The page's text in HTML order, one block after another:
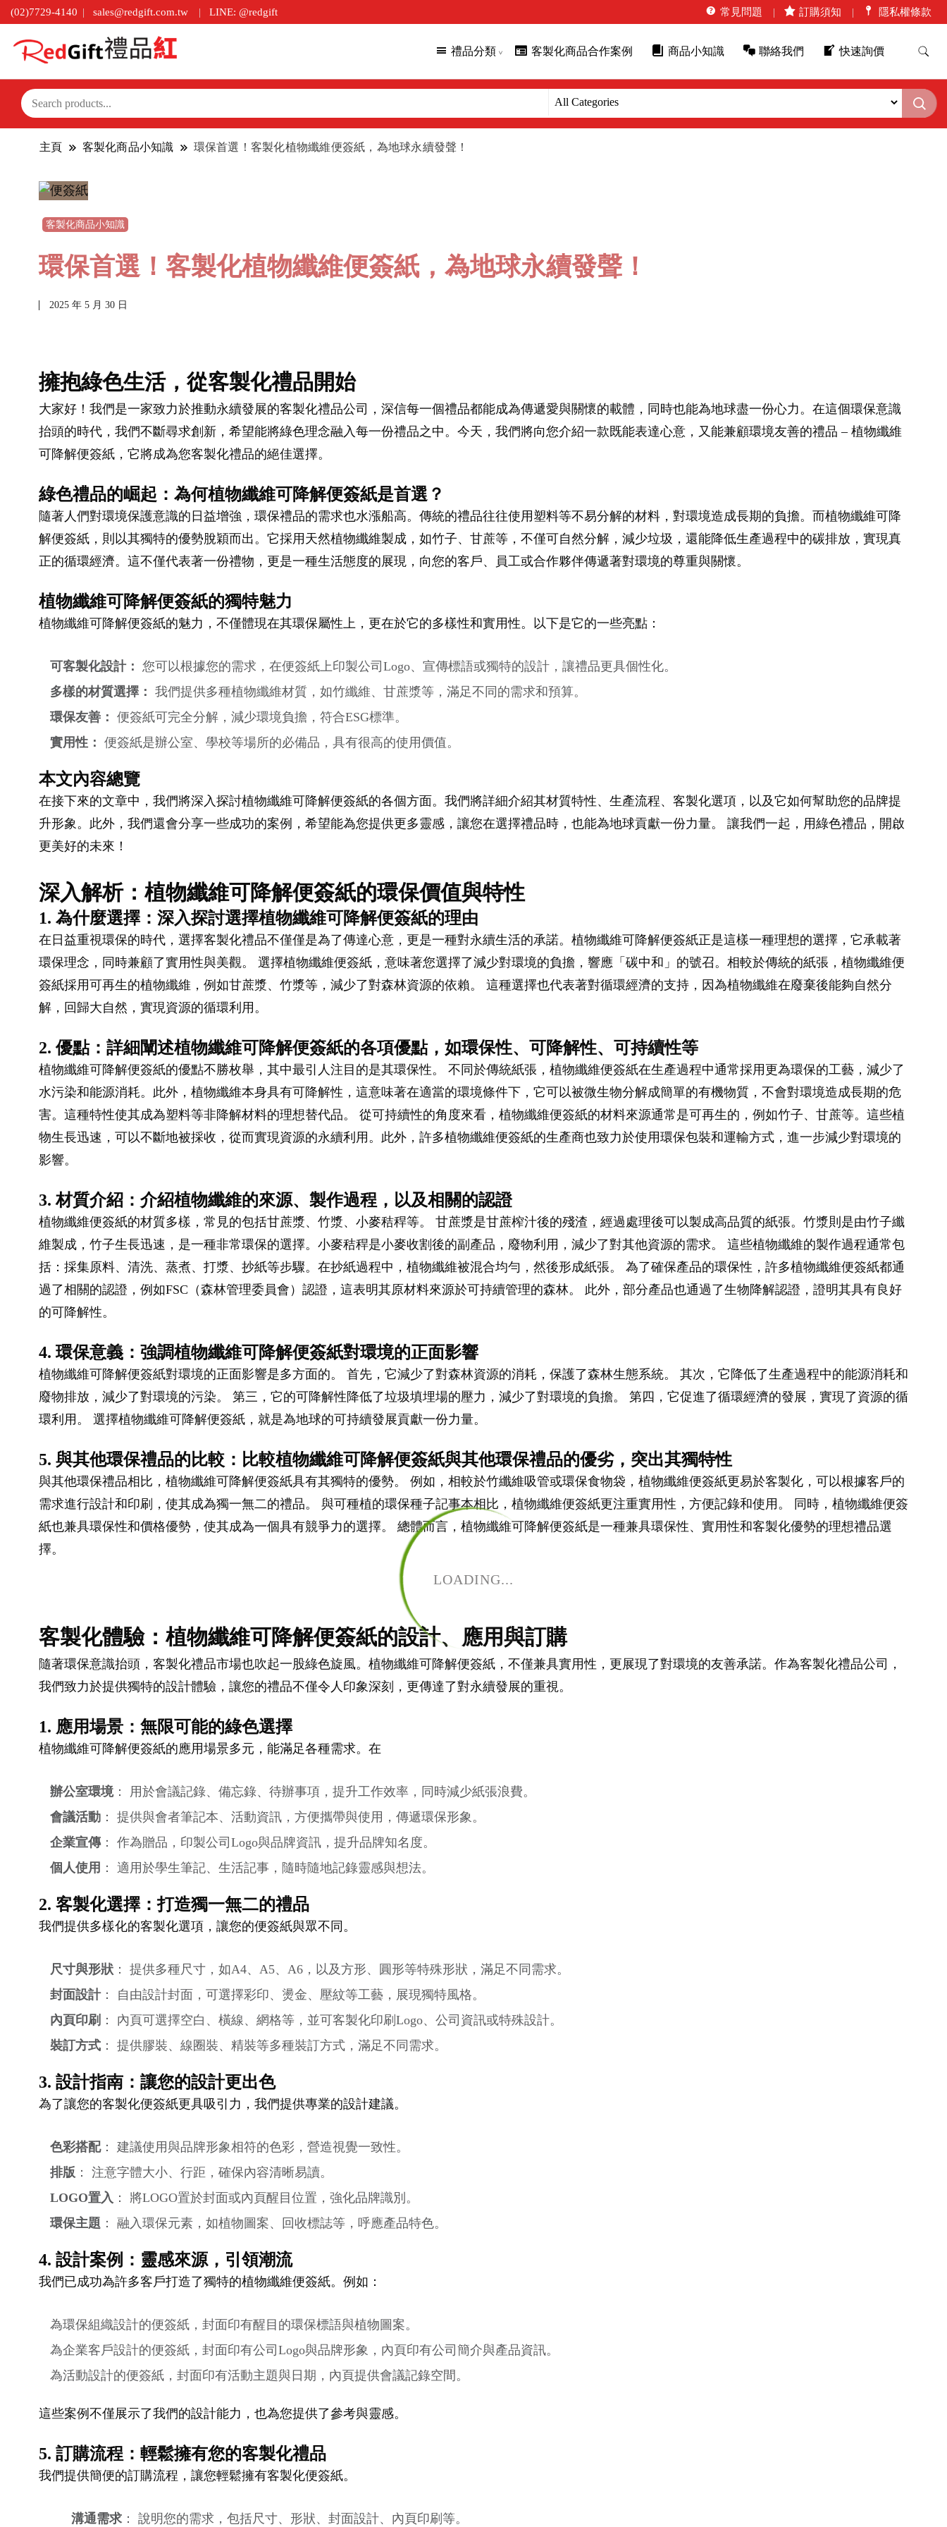
(02)7729-4140 sales@redgift.com.tw LINE: @redgift 常見問題 訂購須知 隱私權條款
禮品分類 客製化商品合作案例 商品小知識 聯絡我們 快速詢價
LOADING...
主頁 客製化商品小知識 環保首選！客製化植物纖維便簽紙，為地球永續發聲！
客製化商品小知識
環保首選！客製化植物纖維便簽紙，為地球永續發聲！
2025 年 5 月 30 日
擁抱綠色生活，從客製化禮品開始
大家好！我們是一家致力於推動永續發展的客製化禮品公司，深信每一個禮品都能成為傳遞愛與關懷的載體，同時也能為地球盡一份心力。在這個環保意識
抬頭的時代，我們不斷尋求創新，希望能將綠色理念融入每一份禮品之中。今天，我們將向您介紹一款既能表達心意，又能兼顧環境友善的禮品 – 植物纖維
可降解便簽紙，它將成為您客製化禮品的絕佳選擇。
綠色禮品的崛起：為何植物纖維可降解便簽紙是首選？
隨著人們對環境保護意識的日益增強，環保禮品的需求也水漲船高。傳統的禮品往往使用塑料等不易分解的材料，對環境造成長期的負擔。而植物纖維可降
解便簽紙，則以其獨特的優勢脫穎而出。它採用天然植物纖維製成，如竹子、甘蔗等，不僅可自然分解，減少垃圾，還能降低生產過程中的碳排放，實現真
正的循環經濟。這不僅代表著一份禮物，更是一種生活態度的展現，向您的客戶、員工或合作夥伴傳遞著對環境的尊重與關懷。
植物纖維可降解便簽紙的獨特魅力
植物纖維可降解便簽紙的魅力，不僅體現在其環保屬性上，更在於它的多樣性和實用性。以下是它的一些亮點：
可客製化設計： 您可以根據您的需求，在便簽紙上印製公司Logo、宣傳標語或獨特的設計，讓禮品更具個性化。
多樣的材質選擇： 我們提供多種植物纖維材質，如竹纖維、甘蔗漿等，滿足不同的需求和預算。
環保友善： 便簽紙可完全分解，減少環境負擔，符合ESG標準。
實用性： 便簽紙是辦公室、學校等場所的必備品，具有很高的使用價值。
本文內容總覽
在接下來的文章中，我們將深入探討植物纖維可降解便簽紙的各個方面。我們將詳細介紹其材質特性、生產流程、客製化選項，以及它如何幫助您的品牌提
升形象。此外，我們還會分享一些成功的案例，希望能為您提供更多靈感，讓您在選擇禮品時，也能為地球貢獻一份力量。 讓我們一起，用綠色禮品，開啟
更美好的未來！
深入解析：植物纖維可降解便簽紙的環保價值與特性
1. 為什麼選擇：深入探討選擇植物纖維可降解便簽紙的理由
在日益重視環保的時代，選擇客製化禮品不僅僅是為了傳達心意，更是一種對永續生活的承諾。植物纖維可降解便簽紙正是這樣一種理想的選擇，它承載著
環保理念，同時兼顧了實用性與美觀。 選擇植物纖維便簽紙，意味著您選擇了減少對環境的負擔，響應「碳中和」的號召。相較於傳統的紙張，植物纖維便
簽紙採用可再生的植物纖維，例如甘蔗漿、竹漿等，減少了對森林資源的依賴。 這種選擇也代表著對循環經濟的支持，因為植物纖維在廢棄後能夠自然分
解，回歸大自然，實現資源的循環利用。
2. 優點：詳細闡述植物纖維可降解便簽紙的各項優點，如環保性、可降解性、可持續性等
植物纖維可降解便簽紙的優點不勝枚舉，其中最引人注目的是其環保性。 不同於傳統紙張，植物纖維便簽紙在生產過程中通常採用更為環保的工藝，減少了
水污染和能源消耗。此外，植物纖維本身具有可降解性，這意味著在適當的環境條件下，它可以被微生物分解成簡單的有機物質，不會對環境造成長期的危
害。這種特性使其成為塑料等非降解材料的理想替代品。 從可持續性的角度來看，植物纖維便簽紙的材料來源通常是可再生的，例如竹子、甘蔗等。這些植
物生長迅速，可以不斷地被採收，從而實現資源的永續利用。此外，許多植物纖維便簽紙的生產商也致力於使用環保包裝和運輸方式，進一步減少對環境的
影響。
3. 材質介紹：介紹植物纖維的來源、製作過程，以及相關的認證
植物纖維便簽紙的材質多樣，常見的包括甘蔗漿、竹漿、小麥秸稈等。 甘蔗漿是甘蔗榨汁後的殘渣，經過處理後可以製成高品質的紙張。竹漿則是由竹子纖
維製成，竹子生長迅速，是一種非常環保的選擇。小麥秸稈是小麥收割後的副產品，廢物利用，減少了對其他資源的需求。 這些植物纖維的製作過程通常包
括：採集原料、清洗、蒸煮、打漿、抄紙等步驟。在抄紙過程中，植物纖維被混合均勻，然後形成紙張。 為了確保產品的環保性，許多植物纖維便簽紙都通
過了相關的認證，例如FSC（森林管理委員會）認證，這表明其原材料來源於可持續管理的森林。 此外，部分產品也通過了生物降解認證，證明其具有良好
的可降解性。
4. 環保意義：強調植物纖維可降解便簽紙對環境的正面影響
植物纖維可降解便簽紙對環境的正面影響是多方面的。 首先，它減少了對森林資源的消耗，保護了森林生態系統。 其次，它降低了生產過程中的能源消耗和
廢物排放，減少了對環境的污染。 第三，它的可降解性降低了垃圾填埋場的壓力，減少了對環境的負擔。 第四，它促進了循環經濟的發展，實現了資源的循
環利用。 選擇植物纖維可降解便簽紙，就是為地球的可持續發展貢獻一份力量。
5. 與其他環保禮品的比較：比較植物纖維可降解便簽紙與其他環保禮品的優劣，突出其獨特性
與其他環保禮品相比，植物纖維可降解便簽紙具有其獨特的優勢。 例如，相較於竹纖維吸管或環保食物袋，植物纖維便簽紙更易於客製化，可以根據客戶的
需求進行設計和印刷，使其成為獨一無二的禮品。 與可種植的環保種子記事本相比，植物纖維便簽紙更注重實用性，方便記錄和使用。 同時，植物纖維便簽
紙也兼具環保性和價格優勢，使其成為一個具有競爭力的選擇。 總體而言，植物纖維可降解便簽紙是一種兼具環保性、實用性和客製化優勢的理想禮品選
擇。
客製化體驗：植物纖維可降解便簽紙的設計、應用與訂購
隨著環保意識抬頭，客製化禮品市場也吹起一股綠色旋風。植物纖維可降解便簽紙，不僅兼具實用性，更展現了對環境的友善承諾。作為客製化禮品公司，
我們致力於提供獨特的設計體驗，讓您的禮品不僅令人印象深刻，更傳達了對永續發展的重視。
1. 應用場景：無限可能的綠色選擇
植物纖維可降解便簽紙的應用場景多元，能滿足各種需求。在
辦公室環境： 用於會議記錄、備忘錄、待辦事項，提升工作效率，同時減少紙張浪費。
會議活動 ： 提供與會者筆記本、活動資訊，方便攜帶與使用，傳遞環保形象。
企業宣傳： 作為贈品，印製公司Logo與品牌資訊，提升品牌知名度。
個人使用 ： 適用於學生筆記、生活記事，隨時隨地記錄靈感與想法。
2. 客製化選擇：打造獨一無二的禮品
我們提供多樣化的客製化選項，讓您的便簽紙與眾不同。
尺寸與形狀 ： 提供多種尺寸，如A4、A5、A6，以及方形、圓形等特殊形狀，滿足不同需求。
封面設計： 自由設計封面，可選擇彩印、燙金、壓紋等工藝，展現獨特風格。
內頁印刷 ： 內頁可選擇空白、橫線、網格等，並可客製化印刷Logo、公司資訊或特殊設計。
裝訂方式 ： 提供膠裝、線圈裝、精裝等多種裝訂方式，滿足不同需求。
3. 設計指南：讓您的設計更出色
為了讓您的客製化便簽紙更具吸引力，我們提供專業的設計建議。
色彩搭配： 建議使用與品牌形象相符的色彩，營造視覺一致性。
排版 ： 注意字體大小、行距，確保內容清晰易讀。
LOGO置入 ： 將LOGO置於封面或內頁醒目位置，強化品牌識別。
環保主題 ： 融入環保元素，如植物圖案、回收標誌等，呼應產品特色。
4. 設計案例：靈感來源，引領潮流
我們已成功為許多客戶打造了獨特的植物纖維便簽紙。例如：
為環保組織設計的便簽紙，封面印有醒目的環保標語與植物圖案。
為企業客戶設計的便簽紙，封面印有公司Logo與品牌形象，內頁印有公司簡介與產品資訊。
為活動設計的便簽紙，封面印有活動主題與日期，內頁提供會議記錄空間。
這些案例不僅展示了我們的設計能力，也為您提供了參考與靈感。
5. 訂購流程：輕鬆擁有您的客製化禮品
我們提供簡便的訂購流程，讓您輕鬆擁有客製化便簽紙。
溝通需求 ： 說明您的需求，包括尺寸、形狀、封面設計、內頁印刷等。